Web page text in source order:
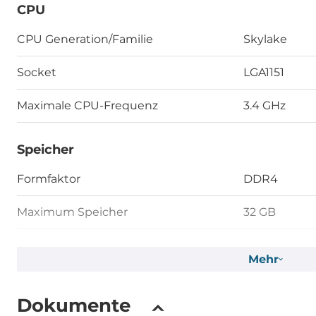
CPU
CPU Generation/Familie Skylake
Socket LGA1151
Maximale CPU-Frequenz 3.4 GHz
Speicher
Formfaktor DDR4
Maximum Speicher 32 GB
Mehr
Dokumente